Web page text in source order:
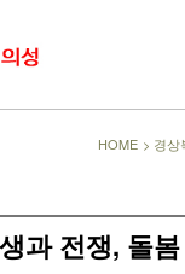
HOME > 경상
과 전쟁, 돌